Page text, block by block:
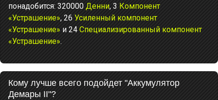
понадобится: 320000 Денни, 3 Компонент
«Устрашение», 26 Усиленный компонент
«Устрашение» и 24 Специализированный компонент
«Устрашение».
Кому лучше всего подойдет "Аккумулятор
Демары II"?